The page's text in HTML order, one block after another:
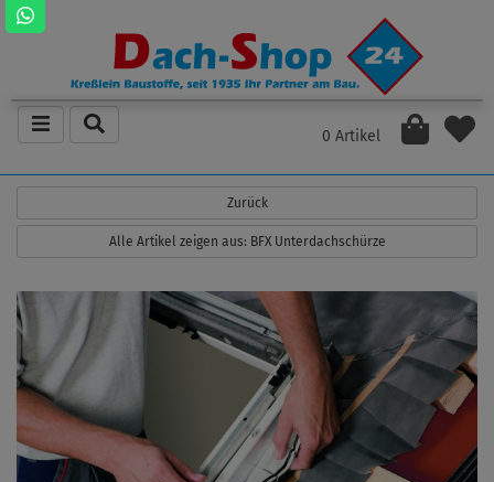
0 Artikel
Zurück
Alle Artikel zeigen aus: BFX Unterdachschürze